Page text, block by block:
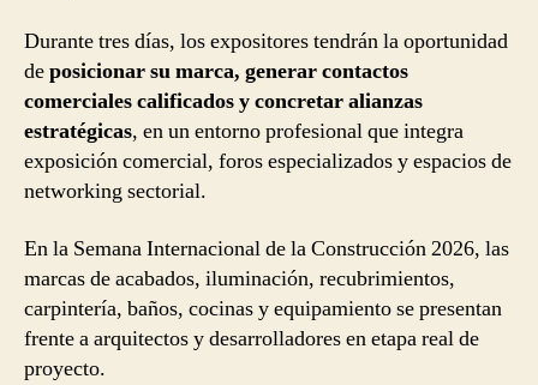
Durante tres días, los expositores tendrán la oportunidad
deposicionar su marca, generar contactos
comerciales calificados y concretar alianzas
estratégicas, en un entorno profesional que integra
exposición comercial, foros especializados y espacios de
networking sectorial.
En la Semana Internacional de la Construcción 2026, las
marcas de acabados, iluminación, recubrimientos,
carpintería, baños, cocinas y equipamiento se presentan
frente a arquitectos y desarrolladores en etapa real de
proyecto.